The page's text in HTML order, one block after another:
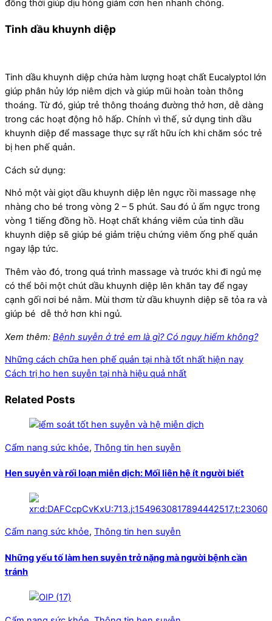
đồng thời giúp dịu hỏng giảm cơn hen nhanh chóng.
Tinh dầu khuynh diệp
Tinh dầu khuynh diệp chứa hàm lượng hoạt chất Eucalyptol lớn
giúp phân hủy lớp niêm dịch và giúp mũi hoàn toàn thông
thoáng. Từ đó, giúp trẻ thông thoáng đường thở hơn, dễ dàng
trong các hoạt động hô hấp. Chính vì thế, sử dụng tinh dầu
khuynh diệp để massage thực sự rất hữu ích khi chăm sóc trẻ
bị hen phế quản.
Cách sử dụng:
Nhỏ một vài giọt dầu khuynh diệp lên ngực rồi massage nhẹ
nhàng cho bé trong vòng 2 – 5 phút. Sau đó ủ ấm ngực trong
vòng 1 tiếng đồng hồ. Hoạt chất kháng viêm của tinh dầu
khuynh diệp sẽ giúp bé giảm triệu chứng viêm ống phế quản
ngay lập tức.
Thêm vào đó, trong quá trình massage và trước khi đi ngủ mẹ
có thể bôi một chút dầu khuynh diệp lên khăn tay để ngay
cạnh gối nơi bé nằm. Mùi thơm từ dầu khuynh diệp sẽ tỏa ra và
giúp bé dễ thở hơn khi ngủ.
Xem thêm: Bệnh suyễn ở trẻ em là gì? Có nguy hiểm không?
Những cách chữa hen phế quản tại nhà tốt nhất hiện nay
Cách trị ho hen suyễn tại nhà hiệu quả nhất
Related Posts
Cẩm nang sức khỏe, Thông tin hen suyễn
Hen suyễn và rối loạn miễn dịch: Mối liên hệ ít người biết
Cẩm nang sức khỏe, Thông tin hen suyễn
Những yếu tố làm hen suyễn trở nặng mà người bệnh cần
tránh